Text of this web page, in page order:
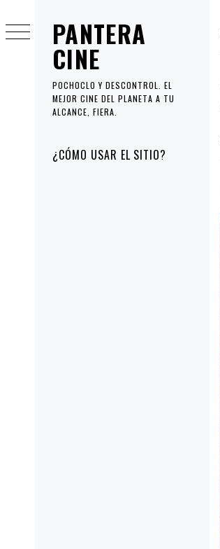
PANTERA
CINE
POCHOCLO Y DESCONTROL. EL
MEJOR CINE DEL PLANETA A TU
ALCANCE, FIERA.
principal
¿CÓMO USAR EL SITIO?
al
contenido